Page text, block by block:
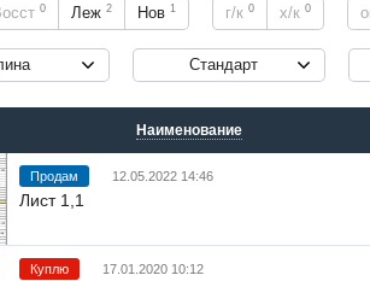
0 Леж 2 Нов 1 г/к 0 х/к 0
Стандарт
Наименование
Продам 12.05.2022 14:46
Лист 1,1
Куплю 17.01.2020 10:12